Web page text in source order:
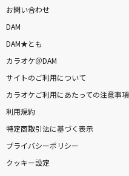
お問い合わせ
DAM
DAM★とも
カラオケ＠DAM
サイトのご利用について
カラオケご利用にあたっての注意事項
利用規約
特定商取引法に基づく表示
プライバシーポリシー
クッキー設定